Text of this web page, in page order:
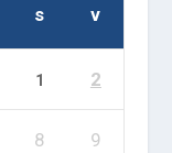
s v
1 2
8 9